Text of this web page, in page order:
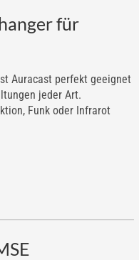
für
Auracast perfekt geeignet
jeder Art.
Funk oder Infrarot